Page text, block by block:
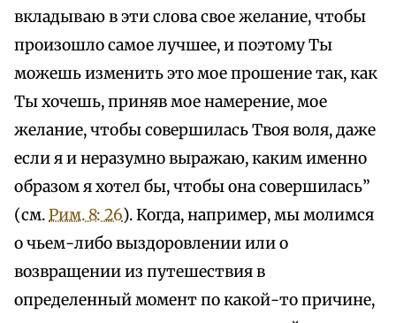
вкладываю в эти слова свое желание, чтобы
произошло самое лучшее, и поэтому Ты
можешь изменить это мое прошение так, как
Ты хочешь, приняв мое намерение, мое
желание, чтобы совершилась Твоя воля, даже
если я и неразумно выражаю, каким именно
образом я хотел бы, чтобы она совершилась”
(см.Рим. 8: 26). Когда, например, мы молимся
о чьем-либо выздоровлении или о
возвращении из путешествия в
определенный момент по какой-то причине,